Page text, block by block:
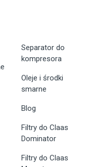
Separator do
kompresora
Oleje i środki
smarne
Blog
Filtry do Claas
Dominator
Filtry do Claas